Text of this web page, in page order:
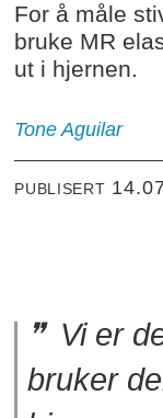
For å måle
bruke MR
ut i hjernen.
Tone Aguilar
PUBLISERT
Vi er
bruker